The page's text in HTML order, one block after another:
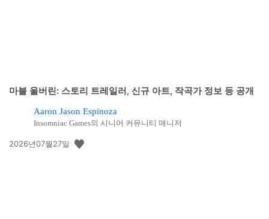
마블 울버린: 스토리 트레일러, 신규 아트, 작곡가 정보 등 공개
Aaron Jason Espinoza
Insomniac Games의 시니어 커뮤니티 매니저
공
2026년07월27일